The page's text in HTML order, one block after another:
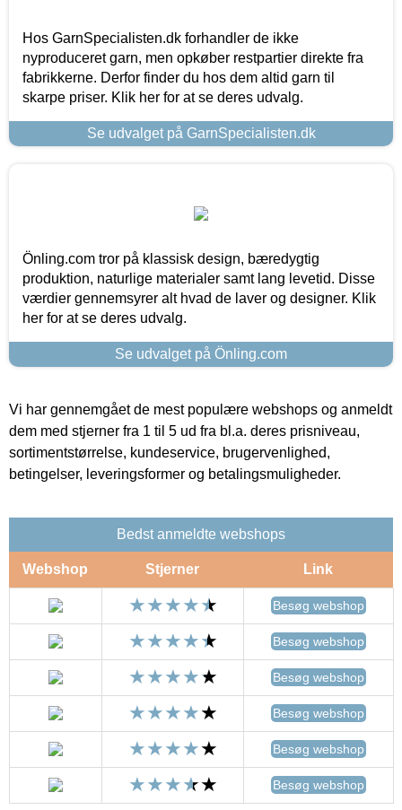
Hos GarnSpecialisten.dk forhandler de ikke
nyproduceret garn, men opkøber restpartier direkte fra
fabrikkerne. Derfor finder du hos dem altid garn til
skarpe priser. Klik her for at se deres udvalg.
Se udvalget på GarnSpecialisten.dk
Önling.com tror på klassisk design, bæredygtig
produktion, naturlige materialer samt lang levetid. Disse
værdier gennemsyrer alt hvad de laver og designer. Klik
her for at se deres udvalg.
Se udvalget på Önling.com
Vi har gennemgået de mest populære webshops og anmeldt
dem med stjerner fra 1 til 5 ud fra bl.a. deres prisniveau,
sortimentstørrelse, kundeservice, brugervenlighed,
betingelser, leveringsformer og betalingsmuligheder.
Bedst anmeldte webshops
Webshop Stjerner Link
Besøg webshop
Besøg webshop
Besøg webshop
Besøg webshop
Besøg webshop
Besøg webshop